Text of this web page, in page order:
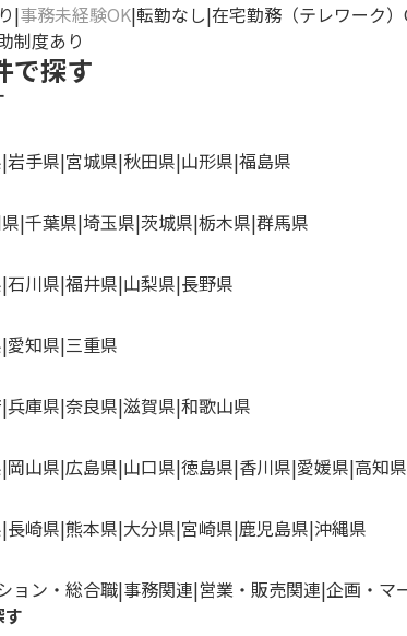
事務未経験OK 転勤なし 在宅勤務（テレワーク
制度あり
で探す
岩手県 宮城県 秋田県 山形県 福島県
千葉県 埼玉県 茨城県 栃木県 群馬県
石川県 福井県 山梨県 長野県
愛知県 三重県
兵庫県 奈良県 滋賀県 和歌山県
岡山県 広島県 山口県 徳島県 香川県 愛媛県 高知県
長崎県 熊本県 大分県 宮崎県 鹿児島県 沖縄県
ョン・総合職 事務関連 営業・販売関連 企画・マ